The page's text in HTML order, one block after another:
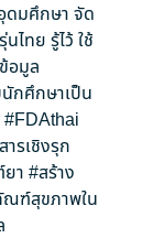
ดมศึกษา จัด
ไทย รู้ไว้ ใช้
อมูล
กศึกษาเป็น
#FDAthai
ารเชิงรุก
า #สร้าง
ฑ์สุขภาพใน